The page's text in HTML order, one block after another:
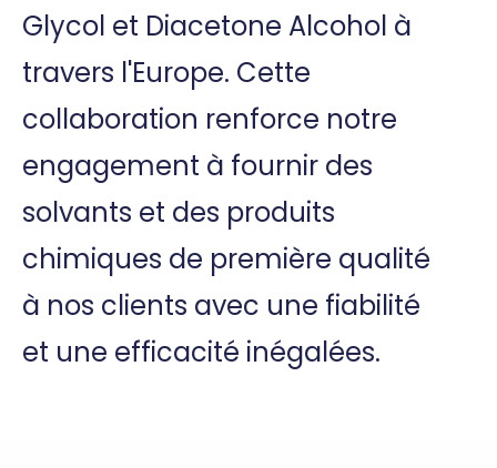
Glycol et Diacetone Alcohol à
travers l'Europe. Cette
collaboration renforce notre
engagement à fournir des
solvants et des produits
chimiques de première qualité
à nos clients avec une fiabilité
et une efficacité inégalées.